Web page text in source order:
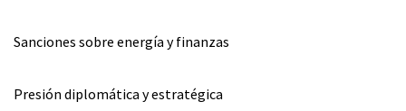
Sanciones sobre energía y finanzas
Presión diplomática y estratégica